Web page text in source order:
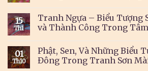
15
Th1
Tranh Ngựa – Biểu Tượng
và Thành Công Trong
01
Th10
Phật, Sen, Và Những Biểu
Đông Trong Tranh Sơn